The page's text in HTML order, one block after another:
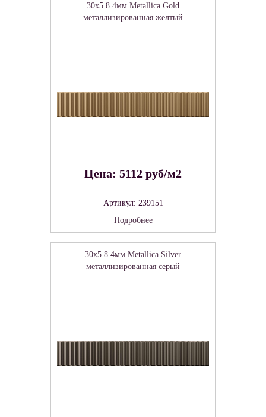
30x5 8.4мм Metallica Gold
металлизированная желтый
Цена: 5112 руб/м2
Артикул: 239151
Подробнее
30x5 8.4мм Metallica Silver
металлизированная серый